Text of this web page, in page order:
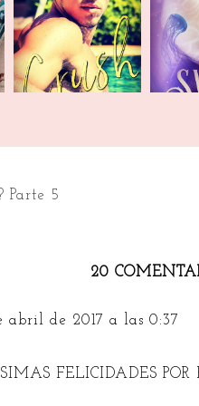
Book Blitz | Crush
+ Sorteo Amazon
Book
+
Parte 5
20
abril de 2017 a las 0:37
FELICIDADES